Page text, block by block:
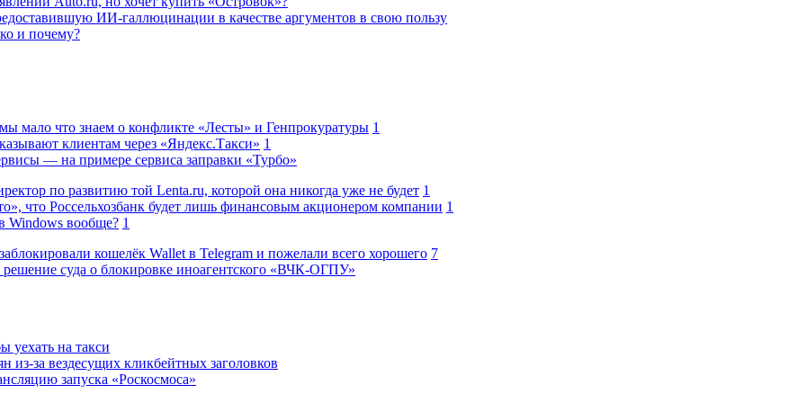
ИИ-галлюцинации в качестве аргументов в свою пользу
и почему?
мало что знаем о конфликте «Лесты» и Генпрокуратуры 1
клиентам через «Яндекс.Такси» 1
— на примере сервиса заправки «Турбо»
по развитию той Lenta.ru, которой она никогда уже не будет 1
что Россельхозбанк будет лишь финансовым акционером компании 1
Windows вообще? 1
кошелёк Wallet в Telegram и пожелали всего хорошего 7
суда о блокировке иноагентского «ВЧК-ОГПУ»
уехать на такси
из-за вездесущих кликбейтных заголовков
запуска «Роскосмоса»